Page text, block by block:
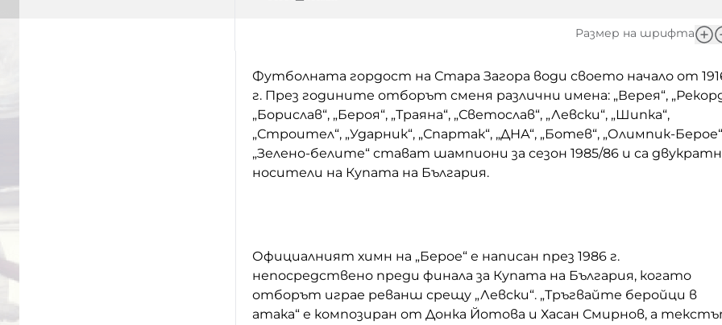
Размер на шрифта
Футболната гордост на Стара Загора води своето начало от
г. През годините отборът сменя различни имена: „Верея“,
„Борислав“, „Бероя“, „Траяна“, „Светослав“, „Левски“, „Шипка“,
„Строител“, „Ударник“, „Спартак“, „ДНА“, „Ботев“, „Олимпик-
„Зелено-белите“ стават шампиони за сезон 1985/86 и са
носители на Купата на България.
Официалният химн на „Берое“ е написан през 1986 г.
непосредствено преди финала за Купата на България, когато
отборът играе реванш срещу „Левски“. „Тръгвайте беройци в
атака“ е композиран от Донка Йотова и Хасан Смирнов, а